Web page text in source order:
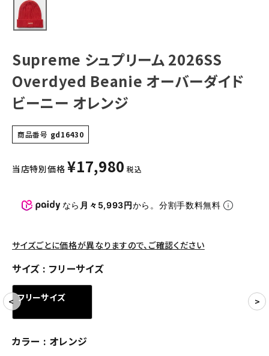
パーカー・トレーナー
キャップ・ハット
ニット帽・ビーニー
その他バッグ類
スニーカー・ブーツ
COLLABORATION BRAND
SEASON
CONTENTS
ACCOUNT MENU
ようこそ ゲスト 様
Supreme シュプリーム 2026SS
Overdyed Beanie オーバーダイド
ビーニー オレンジ
商品番号 gd16430
当店特別価格 ¥17,980 税込
なら 月々5,993円から。分割手数料無料
サイズごとに価格が異なりますので、ご確認ください
サイズ フリーサイズ
フリーサイズ
カラー オレンジ